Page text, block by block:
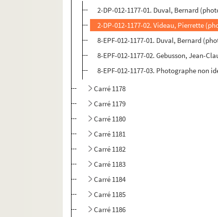
2-DP-012-1177-01. Duval, Bernard
2-DP-012-1177-02. Videau, Pierrette
8-EPF-012-1177-01. Duval, Bernard
8-EPF-012-1177-02. Gebusson, Jean-
8-EPF-012-1177-03. Photographe non
Carré 1178
Carré 1179
Carré 1180
Carré 1181
Carré 1182
Carré 1183
Carré 1184
Carré 1185
Carré 1186